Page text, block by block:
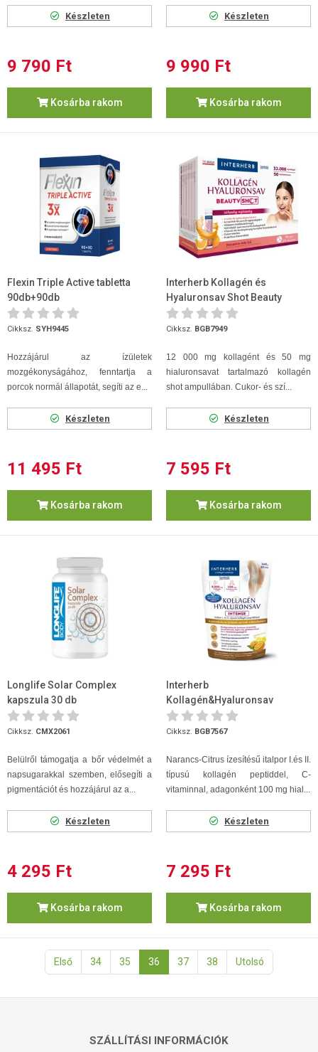
Készleten
9 790 Ft
Kosárba rakom
Készleten
9 990 Ft
Kosárba rakom
Flexin Triple Active tabletta
90db+90db
Cikksz. SYH9445
Hozzájárul az ízületek
mozgékonyságához, fenntartja a
porcok normál állapotát, segíti az e...
Készleten
11 495 Ft
Kosárba rakom
Interherb Kollagén és
Hyaluronsav Shot Beauty
ampulla 14db
Cikksz. BGB7949
12 000 mg kollagént és 50 mg
hialuronsavat tartalmazó kollagén
shot ampullában. Cukor- és szí...
Készleten
7 595 Ft
Kosárba rakom
Longlife Solar Complex
kapszula 30 db
Cikksz. CMX2061
Belülről támogatja a bőr védelmét a
napsugarakkal szemben, elősegíti a
pigmentációt és hozzájárul az a...
Készleten
4 295 Ft
Kosárba rakom
Interherb
Kollagén&Hyaluronsav
Porcépítő italpor Intense ná...
Cikksz. BGB7567
Narancs-Citrus ízesítésű italpor I.és II.
típusú kollagén peptiddel, C-
vitaminnal, adagonként 100 mg hial...
Készleten
7 295 Ft
Kosárba rakom
Első 34 35 36 37 38 Utolsó
SZÁLLÍTÁSI INFORMÁCIÓK